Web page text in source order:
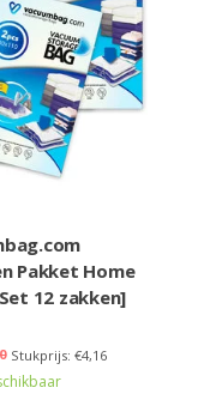
Pakket Home
12 zakken]
Stukprijs: €4,16